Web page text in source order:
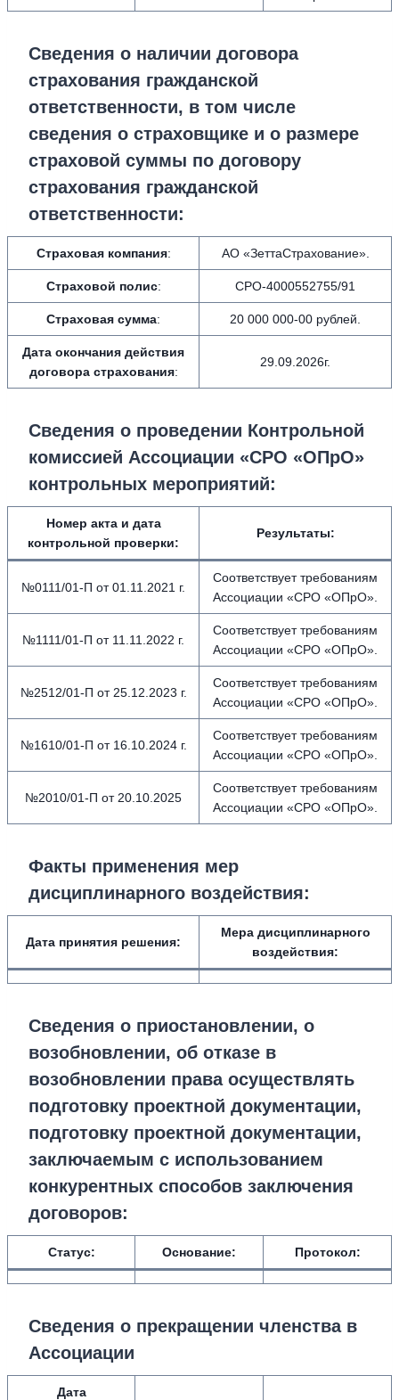
Сведения о наличии договора
страхования гражданской
ответственности, в том числе
сведения о страховщике и о размере
страховой суммы по договору
страхования гражданской
ответственности:
Страховая компания: АО «ЗеттаСтрахование».
Страховой полис: СРО-4000552755/91
Страховая сумма: 20 000 000-00 рублей.
Дата окончания действия
договора страхования:
29.09.2026г.
Сведения о проведении Контрольной
комиссией Ассоциации «СРО «ОПрО»
контрольных мероприятий:
Номер акта и дата
контрольной проверки:
Результаты:
№0111/01-П от 01.11.2021 г.
Соответствует требованиям
Ассоциации «СРО «ОПрО».
№1111/01-П от 11.11.2022 г.
Соответствует требованиям
Ассоциации «СРО «ОПрО».
№2512/01-П от 25.12.2023 г.
Соответствует требованиям
Ассоциации «СРО «ОПрО».
№1610/01-П от 16.10.2024 г.
Соответствует требованиям
Ассоциации «СРО «ОПрО».
№2010/01-П от 20.10.2025
Соответствует требованиям
Ассоциации «СРО «ОПрО».
Факты применения мер
дисциплинарного воздействия:
Дата принятия решения:
Мера дисциплинарного
воздействия:
Сведения о приостановлении, о
возобновлении, об отказе в
возобновлении права осуществлять
подготовку проектной документации,
подготовку проектной документации,
заключаемым с использованием
конкурентных способов заключения
договоров:
Статус: Основание: Протокол:
Сведения о прекращении членства в
Ассоциации
Дата